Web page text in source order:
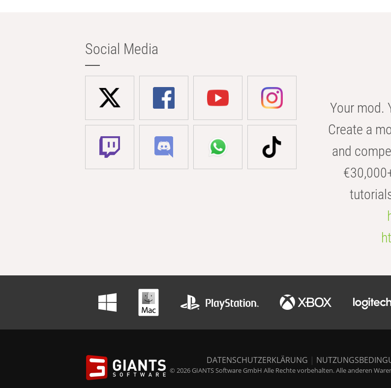
Social Media
Your mod.
Create a
and
DATENSCHUTZERKLÄRUNG |
© 2026 GIANTS Software GmbH Alle Rechte vorbehalten. Alle anderen